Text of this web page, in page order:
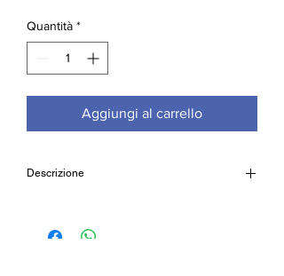
Quantità *
Aggiungi al carrello
Descrizione